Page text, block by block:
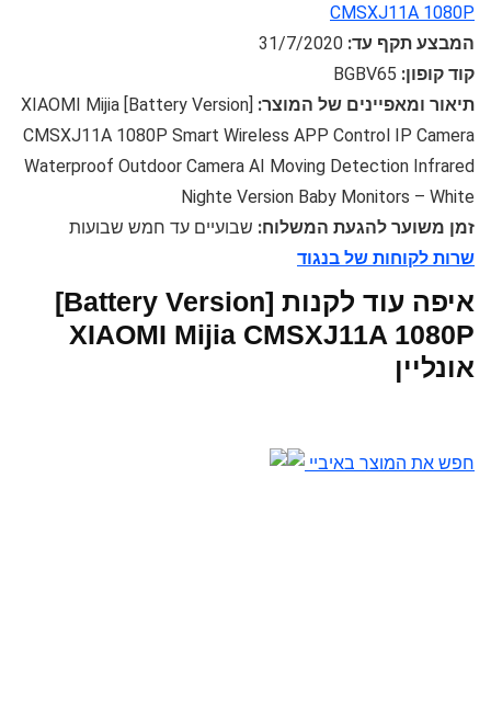
CMSXJ11A 1080P
המבצע תקף עד: 31/7/2020
קוד קופון: BGBV65
תיאור ומאפיינים של המוצר:
[Battery Version] XIAOMI Mijia
CMSXJ11A 1080P Smart Wireless APP Control IP Camera
Waterproof Outdoor Camera AI Moving Detection Infrared
Nighte Version Baby Monitors – White
זמן משוער להגעת המשלוח: שבועיים עד חמש שבועות
שרות לקוחות של בנגוד
איפה עוד לקנות [Battery Version]
XIAOMI Mijia CMSXJ11A 1080P
אונליין
חפש את המוצר באיביי